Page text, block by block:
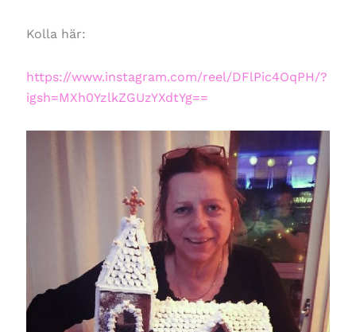
Kolla här:
https://www.instagram.com/reel/DFlPic4OqPH/?
igsh=MXh0YzlkZGUzYXdtYg==